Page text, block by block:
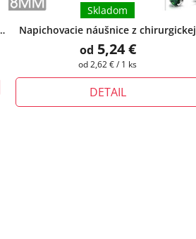
Napichovacie náušnice z chirurgickej
ocele so zeleným očkom
krabička zadarmo
Skladom
od 5,24 €
Jednotková
od 2,62 € / 1 ks
DETAIL